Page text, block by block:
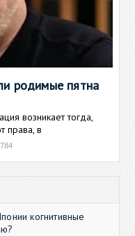
родимые пятна
возникает тогда,
права, в
когнитивные